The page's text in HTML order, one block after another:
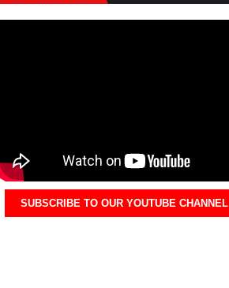
SUBSCRIBE TO OUR YOUTUBE CHANNEL